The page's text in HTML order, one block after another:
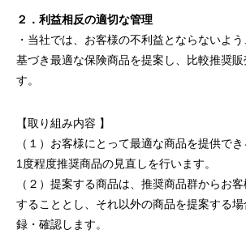
２．利益相反の適切な管理
・当社では、お客様の不利益とならないよ
基づき最適な保険商品を提案し、比較推奨販
す。
【取り組み内容 】
（１）お客様にとって最適な商品を提供で
1度程度推奨商品の見直しを行います。
（２）提案する商品は、推奨商品群からお
することとし、それ以外の商品を提案する
録・確認します。